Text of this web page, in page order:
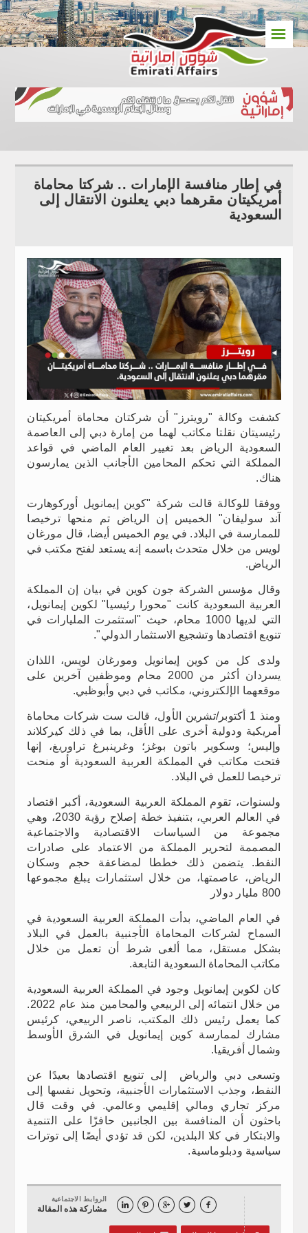
☰
في إطار منافسة الإمارات .. شركتا محاماة
أمريكيتان مقرهما دبي يعلنون الانتقال إلى
السعودية
كشفت وكالة "رويترز" أن شركتان محاماة أمريكيتان
رئيسيتان نقلتا مكاتب لهما من إمارة دبي إلى العاصمة
السعودية الرياض بعد تغيير العام الماضي في قواعد
المملكة التي تحكم المحامين الأجانب الذين يمارسون
هناك.
ووفقا للوكالة قالت شركة "كوين إيمانويل أوركوهارت
آند سوليفان" الخميس إن الرياض تم منحها ترخيصا
للممارسة في البلاد. في يوم الخميس أيضا، قال مورغان
لويس من خلال متحدث باسمه إنه يستعد لفتح مكتب في
الرياض.
وقال مؤسس الشركة جون كوين في بيان إن المملكة
العربية السعودية كانت "محورا رئيسيا" لكوين إيمانويل،
التي لديها 1000 محام، حيث "استثمرت المليارات في
تنويع اقتصادها وتشجيع الاستثمار الدولي".
ولدى كل من كوين إيمانويل ومورغان لويس، اللذان
يسردان أكثر من 2000 محام وموظفين آخرين على
موقعهما الإلكتروني، مكاتب في دبي وأبوظبي.
ومنذ 1 أكتوبر/تشرين الأول، قالت ست شركات محاماة
أمريكية ودولية أخرى على الأقل، بما في ذلك كيركلاند
وإليس؛ وسكوير باتون بوغز؛ وغرينبرغ تراوريغ، إنها
فتحت مكاتب في المملكة العربية السعودية أو منحت
ترخيصا للعمل في البلاد.
ولسنوات، تقوم المملكة العربية السعودية، أكبر اقتصاد
في العالم العربي، بتنفيذ خطة إصلاح رؤية 2030، وهي
مجموعة من السياسات الاقتصادية والاجتماعية
المصممة لتحرير المملكة من الاعتماد على صادرات
النفط. يتضمن ذلك خططا لمضاعفة حجم وسكان
الرياض، عاصمتها، من خلال استثمارات يبلغ مجموعها
800 مليار دولار
في العام الماضي، بدأت المملكة العربية السعودية في
السماح لشركات المحاماة الأجنبية بالعمل في البلاد
بشكل مستقل، مما ألغى شرط أن تعمل من خلال
مكاتب المحاماة السعودية التابعة.
كان لكوين إيمانويل وجود في المملكة العربية السعودية
من خلال انتمائه إلى الربيعي والمحامين منذ عام 2022.
كما يعمل رئيس ذلك المكتب، ناصر الربيعي، كرئيس
مشارك لممارسة كوين إيمانويل في الشرق الأوسط
وشمال أفريقيا.
وتسعى دبي والرياض إلى تنويع اقتصادها بعيدًا عن
النفط، وجذب الاستثمارات الأجنبية، وتحويل نفسها إلى
مركز تجاري ومالي إقليمي وعالمي. في وقت قال
باحثون أن المنافسة بين الجانبين حافزًا على التنمية
والابتكار في كلا البلدين، لكن قد تؤدي أيضًا إلى توترات
سياسية ودبلوماسية.
الروابط الاجتماعية
مشاركة هذه المقالة 



